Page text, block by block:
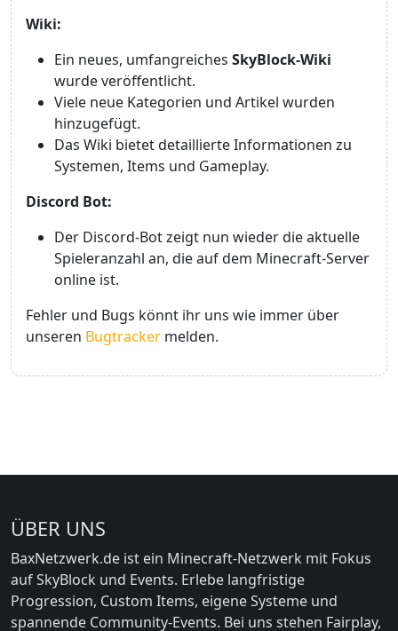
Wiki:
Ein neues, umfangreiches SkyBlock-Wiki
wurde veröffentlicht.
Viele neue Kategorien und Artikel wurden
hinzugefügt.
Das Wiki bietet detaillierte Informationen zu
Systemen, Items und Gameplay.
Discord Bot:
Der Discord-Bot zeigt nun wieder die aktuelle
Spieleranzahl an, die auf dem Minecraft-Server
online ist.
Fehler und Bugs könnt ihr uns wie immer über
unseren Bugtracker melden.
ÜBER UNS
BaxNetzwerk.de ist ein Minecraft-Netzwerk mit Fokus
auf SkyBlock und Events. Erlebe langfristige
Progression, Custom Items, eigene Systeme und
spannende Community-Events. Bei uns stehen Fairplay,